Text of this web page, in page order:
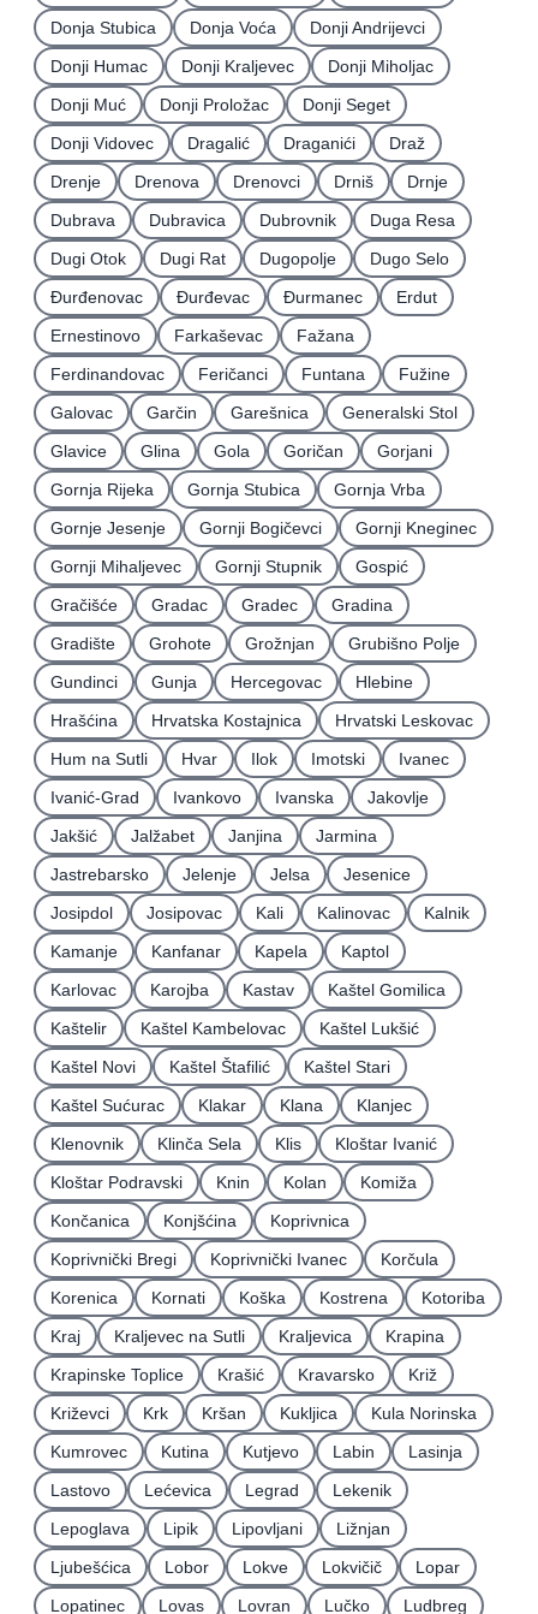
Donja Stubica
Donja Voća
Donji Andrijevci
Donji Humac
Donji Kraljevec
Donji Miholjac
Donji Muć
Donji Proložac
Donji Seget
Donji Vidovec
Dragalić Draganići
Draž
Drenje
Drenova Drenovci Drniš
Drnje
Dubrava
Dubravica Dubrovnik
Duga Resa
Dugi Otok
Dugi Rat Dugopolje
Dugo Selo
Ðurđenovac
Ðurđevac Ðurmanec
Erdut
Ernestinovo
Farkaševac
Fažana
Ferdinandovac
Feričanci Funtana
Fužine
Galovac
Garčin Garešnica
Generalski Stol
Glavice
Glina Gola Goričan
Gorjani
Gornja Rijeka
Gornja Stubica
Gornja Vrba
Gornje Jesenje
Gornji Bogičevci
Gornji Kneginec
Gornji Mihaljevec
Gornji Stupnik
Gospić
Gračišće
Gradac Gradec
Gradina
Gradište
Grohote Grožnjan
Grubišno Polje
Gundinci
Gunja Hercegovac
Hlebine
Hrašćina
Hrvatska Kostajnica
Hrvatski Leskovac
Hum na Sutli
Hvar Ilok Imotski
Ivanec
Ivanić-Grad
Ivankovo Ivanska
Jakovlje
Jakšić
Jalžabet Janjina
Jarmina
Jastrebarsko
Jelenje Jelsa
Jesenice
Josipdol
Josipovac Kali Kalinovac
Kalnik
Kamanje
Kanfanar Kapela
Kaptol
Karlovac
Karojba Kastav
Kaštel Gomilica
Kaštelir
Kaštel Kambelovac
Kaštel Lukšić
Kaštel Novi
Kaštel Štafilić
Kaštel Stari
Kaštel Sućurac
Klakar Klana
Klanjec
Klenovnik
Klinča Sela Klis
Kloštar Ivanić
Kloštar Podravski
Knin Kolan
Komiža
Končanica
Konjšćina
Koprivnica
Koprivnički Bregi
Koprivnički Ivanec
Korčula
Korenica
Kornati Koška Kostrena
Kotoriba
Kraj
Kraljevec na Sutli Kraljevica
Krapina
Krapinske Toplice
Krašić Kravarsko
Križ
Križevci
Krk Kršan Kukljica
Kula Norinska
Kumrovec
Kutina Kutjevo Labin
Lasinja
Lastovo
Lećevica Legrad
Lekenik
Lepoglava
Lipik Lipovljani
Ližnjan
Ljubešćica
Lobor Lokve Lokvičič
Lopar
Lopatinec
Lovas Lovran Lučko Ludbreg